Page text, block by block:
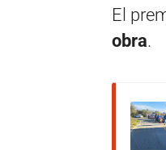
El
obra.